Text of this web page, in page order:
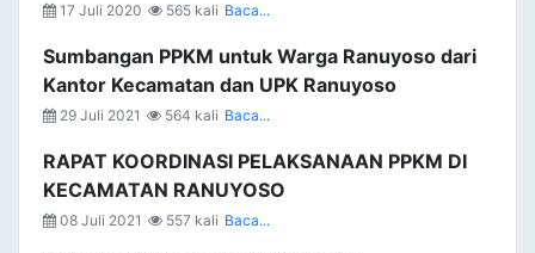
17 Juli 2020 565 kali Baca...
Sumbangan PPKM untuk Warga Ranuyoso dari
Kantor Kecamatan dan UPK Ranuyoso
29 Juli 2021 564 kali Baca...
RAPAT KOORDINASI PELAKSANAAN PPKM DI
KECAMATAN RANUYOSO
08 Juli 2021 557 kali Baca...